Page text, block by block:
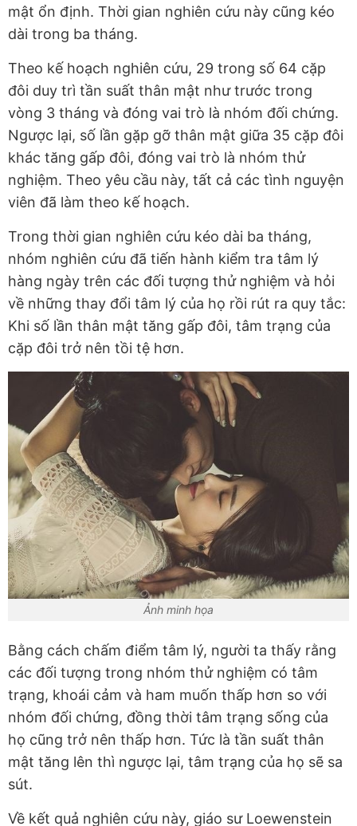
mật ổn định. Thời gian nghiên cứu này cũng kéo
dài trong ba tháng.
Theo kế hoạch nghiên cứu, 29 trong số 64 cặp
đôi duy trì tần suất thân mật như trước trong
vòng 3 tháng và đóng vai trò là nhóm đối chứng.
Ngược lại, số lần gặp gỡ thân mật giữa 35 cặp đôi
khác tăng gấp đôi, đóng vai trò là nhóm thử
nghiệm. Theo yêu cầu này, tất cả các tình nguyện
viên đã làm theo kế hoạch.
Trong thời gian nghiên cứu kéo dài ba tháng,
nhóm nghiên cứu đã tiến hành kiểm tra tâm lý
hàng ngày trên các đối tượng thử nghiệm và hỏi
về những thay đổi tâm lý của họ rồi rút ra quy tắc:
Khi số lần thân mật tăng gấp đôi, tâm trạng của
cặp đôi trở nên tồi tệ hơn.
Ảnh minh họa
Bằng cách chấm điểm tâm lý, người ta thấy rằng
các đối tượng trong nhóm thử nghiệm có tâm
trạng, khoái cảm và ham muốn thấp hơn so với
nhóm đối chứng, đồng thời tâm trạng sống của
họ cũng trở nên thấp hơn. Tức là tần suất thân
mật tăng lên thì ngược lại, tâm trạng của họ sẽ sa
sút.
Về kết quả nghiên cứu này, giáo sư Loewenstein